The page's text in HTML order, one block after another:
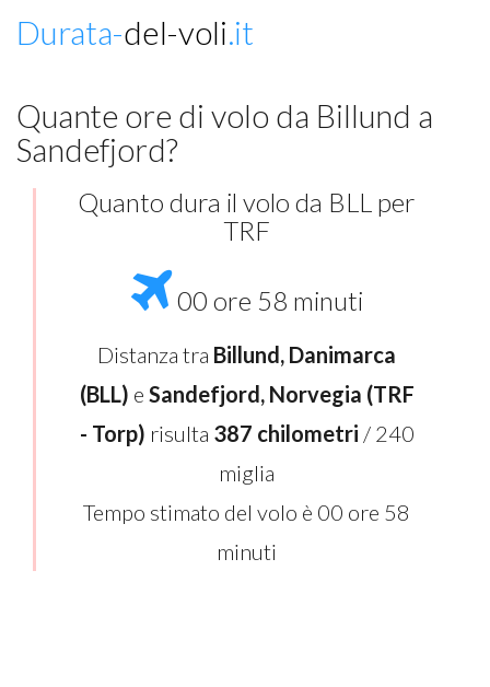
Durata-del-voli.it
Quante ore di volo da Billund a
Sandefjord?
Quanto dura il volo da BLL per
TRF
00 ore 58 minuti
Distanza tra Billund, Danimarca
(BLL) e Sandefjord, Norvegia (TRF
- Torp) risulta 387 chilometri / 240
miglia
Tempo stimato del volo è 00 ore 58
minuti